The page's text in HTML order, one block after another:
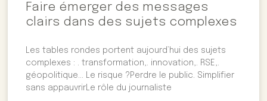
Faire émerger des messages
clairs dans des sujets complexes
Les tables rondes portent aujourd’hui des sujets
complexes : . transformation,. innovation,. RSE,.
géopolitique… Le risque ?Perdre le public. Simplifier
sans appauvrirLe rôle du journaliste